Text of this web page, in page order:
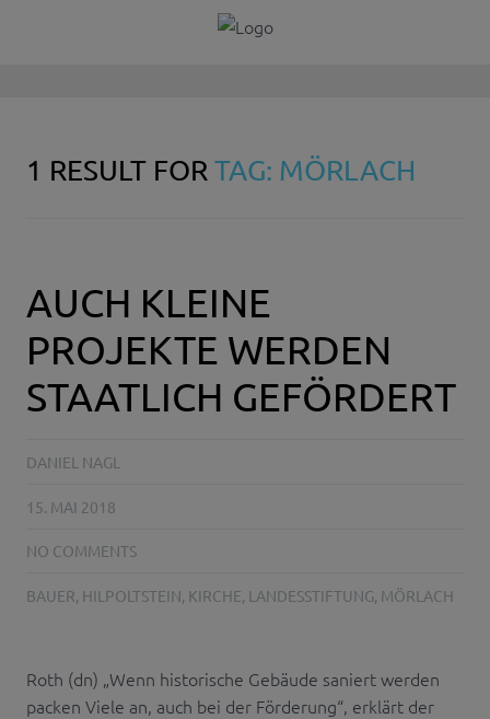
1 RESULT FORTAG: MÖRLACH
AUCH KLEINE
PROJEKTE WERDEN
STAATLICH GEFÖRDERT
DANIEL NAGL
15. MAI 2018
NO COMMENTS
BAUER, HILPOLTSTEIN, KIRCHE, LANDESSTIFTUNG, MÖRLACH
Roth (dn) „Wenn historische Gebäude saniert werden
packen Viele an, auch bei der Förderung“, erklärt der